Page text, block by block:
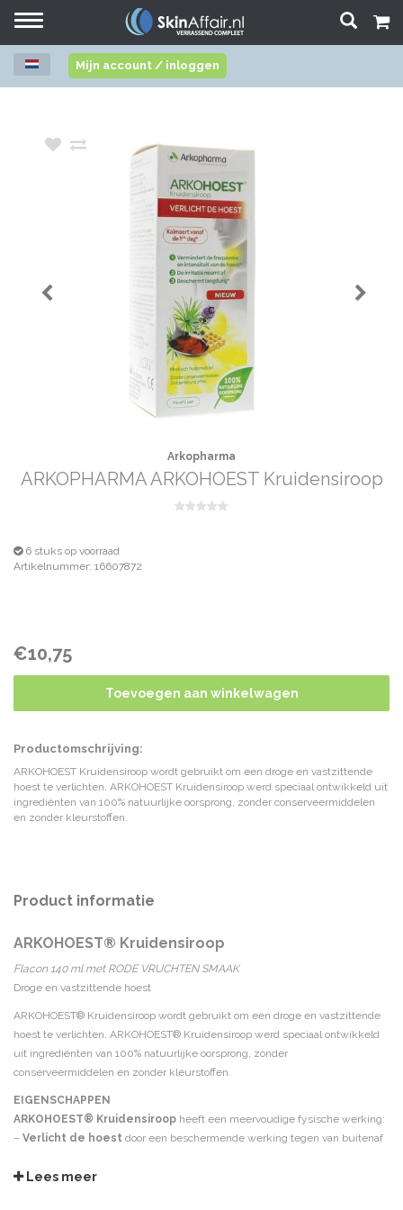
Toggle
Mijn account / inloggen
Arkopharma
ARKOPHARMA ARKOHOEST Kruidensiroop
6 stuks op voorraad
Artikelnummer: 16607872
€10,75
Toevoegen aan winkelwagen
Productomschrijving:
ARKOHOEST Kruidensiroop wordt gebruikt om een droge en vastzittende
hoest te verlichten. ARKOHOEST Kruidensiroop werd speciaal ontwikkeld uit
ingrediënten van 100% natuurlijke oorsprong, zonder conserveermiddelen
en zonder kleurstoffen.
Product informatie
ARKOHOEST® Kruidensiroop
Flacon 140 ml met RODE VRUCHTEN SMAAK
Droge en vastzittende hoest
ARKOHOEST® Kruidensiroop wordt gebruikt om een droge en vastzittende
hoest te verlichten. ARKOHOEST® Kruidensiroop werd speciaal ontwikkeld
uit ingrediënten van 100% natuurlijke oorsprong, zonder
conserveermiddelen en zonder kleurstoffen.
EIGENSCHAPPEN
ARKOHOEST® Kruidensiroop heeft een meervoudige fysische werking:
– Verlicht de hoest door een beschermende werking tegen van buitenaf
–Vergemakkelijkt het ophoesten
Lees meer